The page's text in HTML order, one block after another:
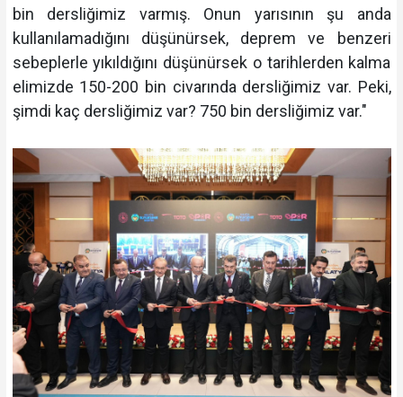
bin dersliğimiz varmış. Onun yarısının şu anda
kullanılamadığını düşünürsek, deprem ve benzeri
sebeplerle yıkıldığını düşünürsek o tarihlerden kalma
elimizde 150-200 bin civarında dersliğimiz var. Peki,
şimdi kaç dersliğimiz var? 750 bin dersliğimiz var."